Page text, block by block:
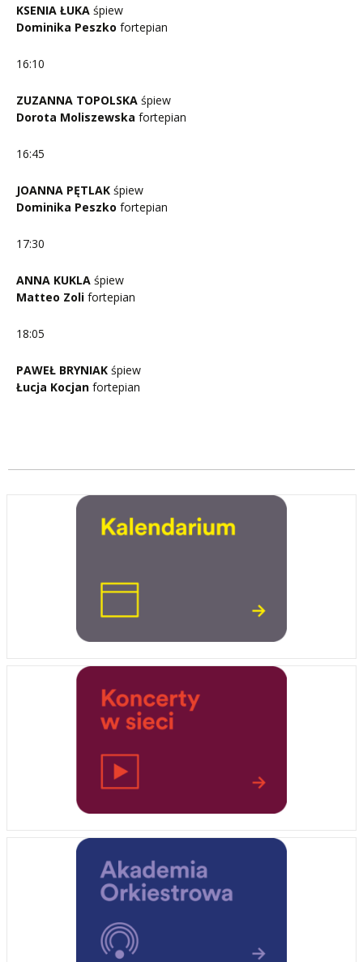
KSENIA ŁUKA śpiew
Dominika Peszko fortepian
16:10
ZUZANNA TOPOLSKA śpiew
Dorota Moliszewska fortepian
16:45
JOANNA PĘTLAK śpiew
Dominika Peszko fortepian
17:30
ANNA KUKLA śpiew
Matteo Zoli fortepian
18:05
PAWEŁ BRYNIAK śpiew
Łucja Kocjan fortepian